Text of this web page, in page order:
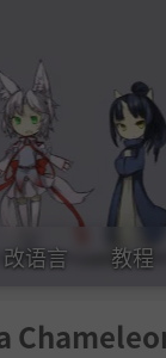
改语言 教程